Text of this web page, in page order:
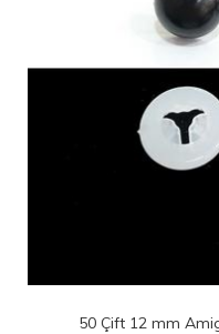
mm Amigurumi Siyah